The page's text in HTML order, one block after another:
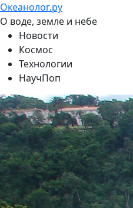
Океанолог.ру
О воде, земле и небе
Новости
Космос
Технологии
НаучПоп